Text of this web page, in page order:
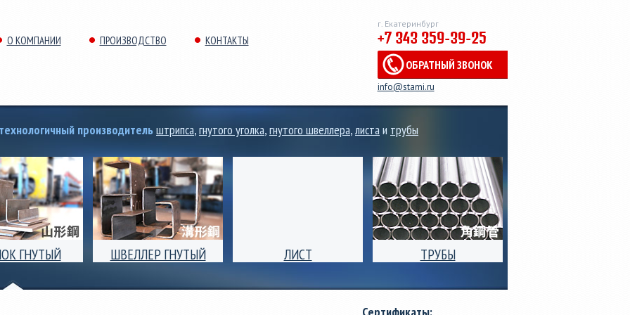
О КОМПАНИИ ПРОИЗВОДСТВО КОНТАКТЫ
г. Екатеринбург
+7 343 359-39-25
ОБРАТНЫЙ ЗВОНОК
info@stami.ru
производительштрипса,гнутого уголка,гнутого швеллера,листаи трубы
ГНУТЫЙ
и
ШВЕЛЛЕР ГНУТЫЙ
равнополочный и
ЛИСТ
листового стального
ТРУБЫ
электросварных стальных